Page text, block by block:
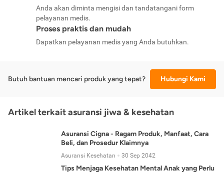
Anda akan diminta mengisi dan tandatangani form
pelayanan medis.
Proses praktis dan mudah
Dapatkan pelayanan medis yang Anda butuhkan.
Butuh bantuan mencari produk yang tepat? Hubungi Kami
Artikel terkait asuransi jiwa & kesehatan
Asuransi Cigna - Ragam Produk, Manfaat, Cara
Beli, dan Prosedur Klaimnya
Asuransi Kesehatan 30 Sep 2042
Tips Menjaga Kesehatan Mental Anak yang Perlu